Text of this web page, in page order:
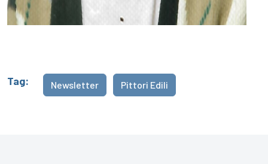
Tag: Newsletter Pittori Edili